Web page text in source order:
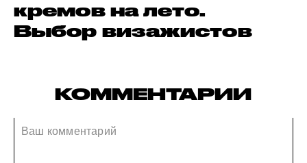
кремов на лето.
Выбор визажистов
КОММЕНТАРИИ